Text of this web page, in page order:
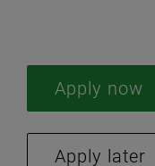
Apply now
Apply later